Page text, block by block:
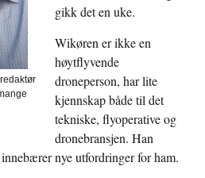
gikk det en uke.
Wikøren er ikke en
høytflyvende
droneperson, har lite
kjennskap både til det
tekniske, flyoperative og
dronebransjen. Han
nye utfordringer for ham.